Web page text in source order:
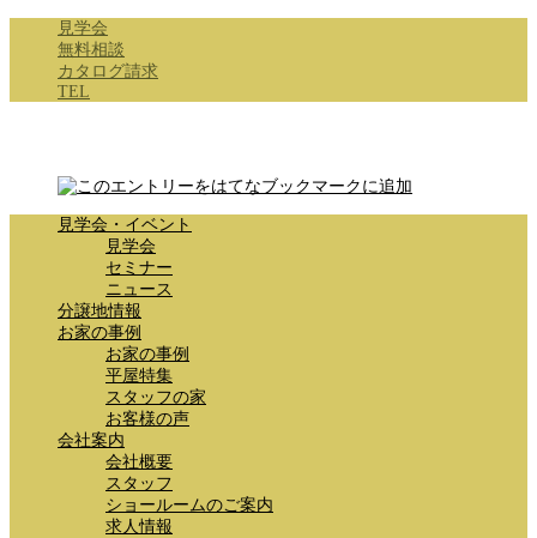
見学会
無料相談
カタログ請求
TEL
見学会・イベント
見学会
セミナー
ニュース
分譲地情報
お家の事例
お家の事例
平屋特集
スタッフの家
お客様の声
会社案内
会社概要
スタッフ
ショールームのご案内
求人情報